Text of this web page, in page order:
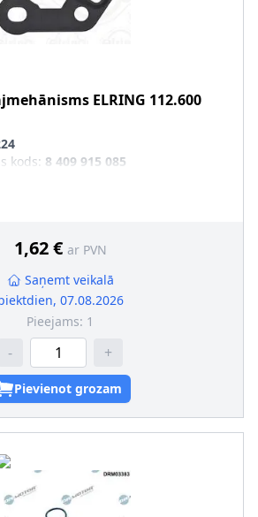
ELRING 112.600
kods: 8 409 915 085
1,62 € ar PVN
Saņemt veikalā
07.08.2026
Pieejams: 1
- +
Pievienot grozam